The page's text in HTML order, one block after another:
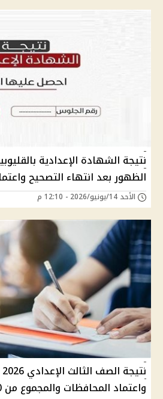
الظهور بعد انتهاء التصحيح
الأحد 14/يونيو/2026 - 12:10 م
واعتماد المحافظات والمجموع من 280 درجة